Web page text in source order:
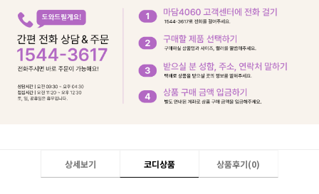
상세보기 코디상품 상품후기(0)